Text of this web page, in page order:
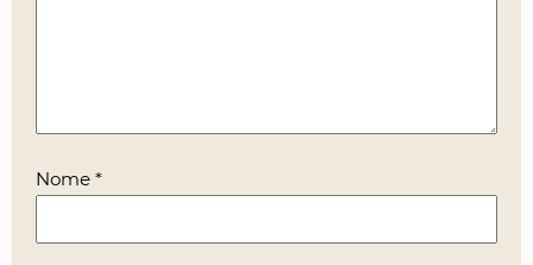
Nome *